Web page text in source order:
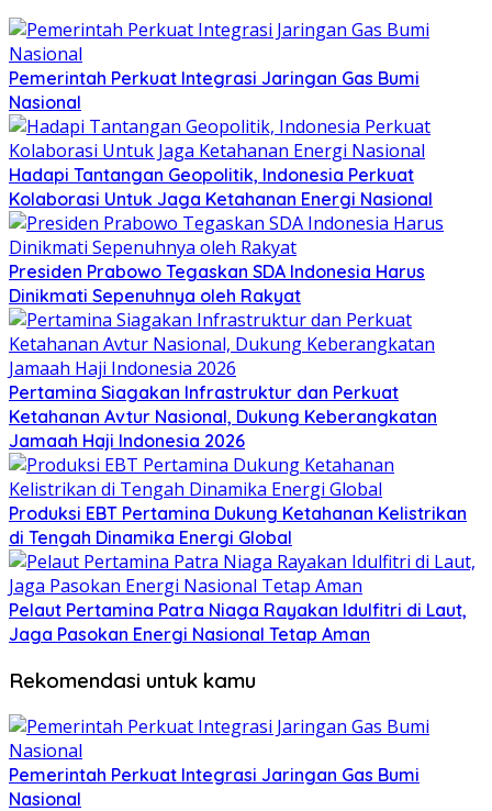
Pemerintah Perkuat Integrasi Jaringan Gas Bumi
Nasional
Hadapi Tantangan Geopolitik, Indonesia Perkuat
Kolaborasi Untuk Jaga Ketahanan Energi Nasional
Presiden Prabowo Tegaskan SDA Indonesia Harus
Dinikmati Sepenuhnya oleh Rakyat
Pertamina Siagakan Infrastruktur dan Perkuat
Ketahanan Avtur Nasional, Dukung Keberangkatan
Jamaah Haji Indonesia 2026
Produksi EBT Pertamina Dukung Ketahanan Kelistrikan
di Tengah Dinamika Energi Global
Pelaut Pertamina Patra Niaga Rayakan Idulfitri di Laut,
Jaga Pasokan Energi Nasional Tetap Aman
Rekomendasi untuk kamu
Pemerintah Perkuat Integrasi Jaringan Gas Bumi
Nasional